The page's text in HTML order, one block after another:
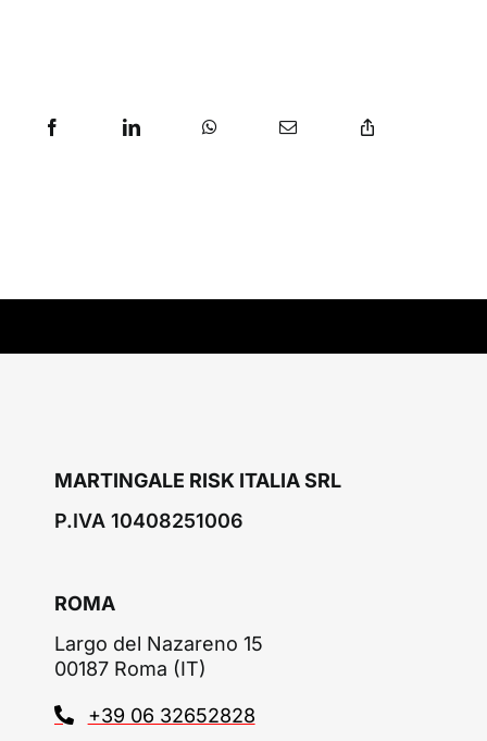
MARTINGALE RISK ITALIA SRL
P.IVA 10408251006
ROMA
Largo del Nazareno 15
00187 Roma (IT)
+39 06 32652828